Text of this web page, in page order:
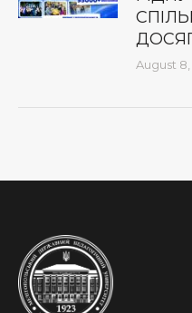
August